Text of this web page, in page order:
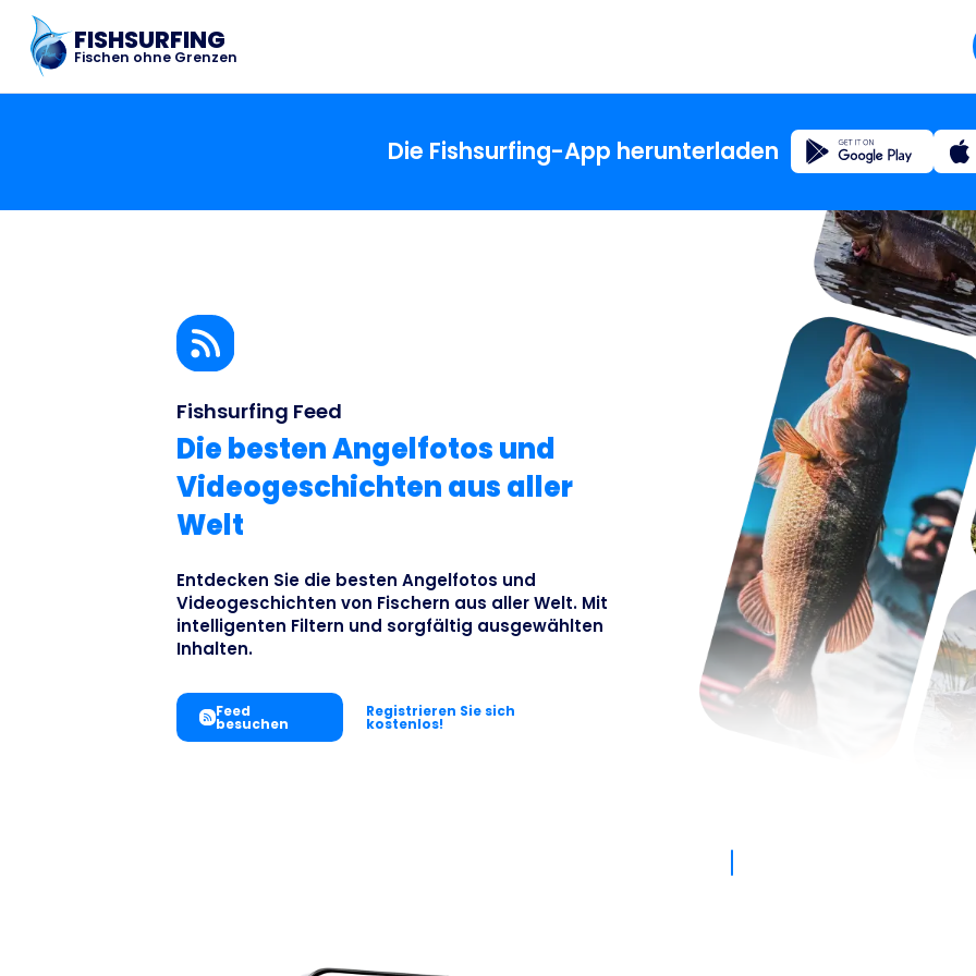
FISHSURFING
Fischen ohne Grenzen
Blog
Über
Die Fishsurfing-App herunterladen
Fishsurfing Feed
Die besten Angelfotos und
Videogeschichten aus aller
Welt
Entdecken Sie die besten Angelfotos und
Videogeschichten von Fischern aus aller Welt. Mit
intelligenten Filtern und sorgfältig ausgewählten
Inhalten.
Feed
besuchen
Registrieren Sie sich
kostenlos!